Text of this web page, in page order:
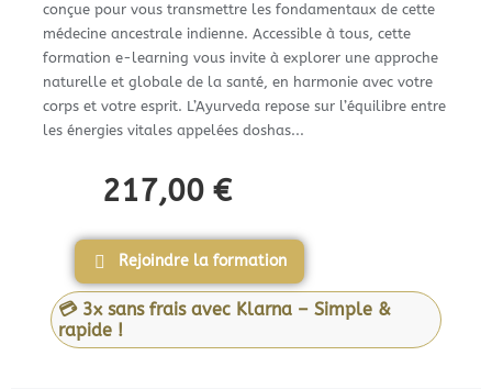
conçue pour vous transmettre les fondamentaux de cette
médecine ancestrale indienne. Accessible à tous, cette
formation e-learning vous invite à explorer une approche
naturelle et globale de la santé, en harmonie avec votre
corps et votre esprit. L’Ayurveda repose sur l’équilibre entre
les énergies vitales appelées doshas...
217,00 €
Rejoindre la formation
💳 3x sans frais avec Klarna – Simple &
rapide !